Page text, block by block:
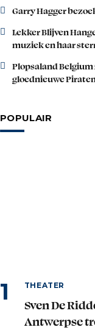
Garry Hagger
Lekker Blijven
muziek en haar
Plopsaland
gloednieuwe
POPULAIR
THEATER
Sven De
Antwerpse